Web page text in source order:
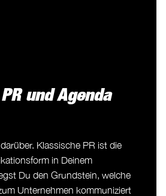
und Agenda
Klassische PR ist die
in Deinem
Du den Grundstein, welche
Unternehmen kommuniziert